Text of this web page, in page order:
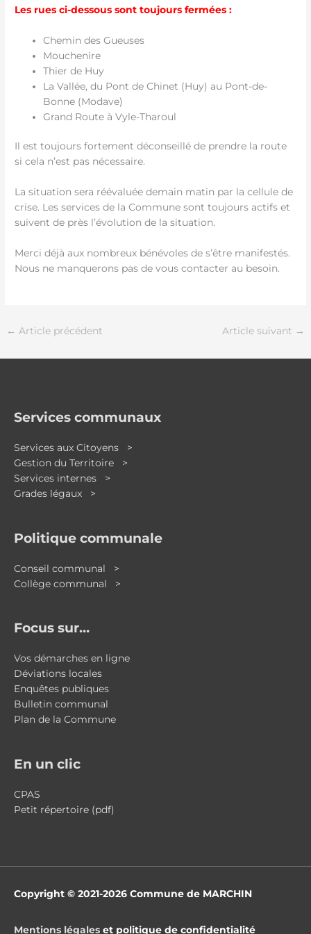
Les rues ci-dessous sont toujours fermées :
Chemin des Gueuses
Mouchenire
Thier de Huy
La Vallée, du Pont de Chinet (Huy) au Pont-de-
Bonne (Modave)
Grand Route à Vyle-Tharoul
Il est toujours fortement déconseillé de prendre la route
si cela n’est pas nécessaire.
La situation sera réévaluée demain matin par la cellule de
crise. Les services de la Commune sont toujours actifs et
suivent de près l’évolution de la situation.
Merci déjà aux nombreux bénévoles de s’être manifestés.
Nous ne manquerons pas de vous contacter au besoin.
← Article précédent Article suivant →
Services communaux
Services aux Citoyens >
Gestion du Territoire >
Services internes >
Grades légaux >
Politique communale
Conseil communal >
Collège communal >
Focus sur…
Vos démarches en ligne
Déviations locales
Enquêtes publiques
Bulletin communal
Plan de la Commune
En un clic
CPAS
Petit répertoire (pdf)
Copyright © 2021-2026 Commune de MARCHIN
Mentions légales et politique de confidentialité